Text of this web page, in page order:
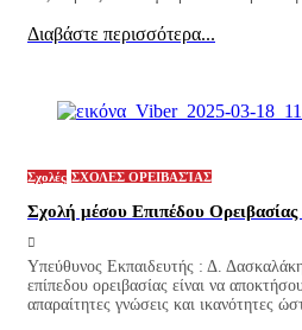
Διαβάστε περισσότερα...
Σχολές ΣΧΟΛΕΣ ΟΡΕΙΒΑΣΊΑΣ
Σχολή μέσου Επιπέδου
Υπεύθυνος Εκπαιδευτής : Δ.
επίπεδου ορειβασίας είναι να
απαραίτητες γνώσεις και ικανότητες